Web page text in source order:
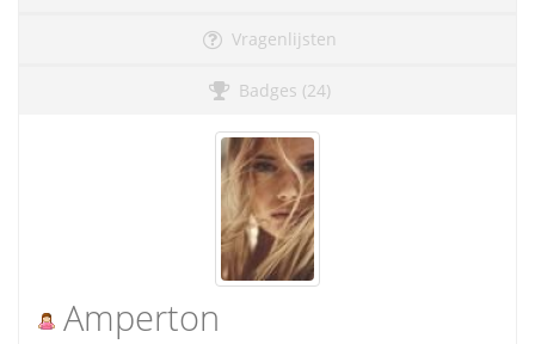
Vragenlijsten
Badges (24)
Amperton